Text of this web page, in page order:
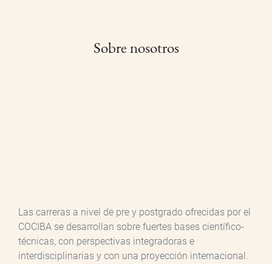
Sobre nosotros
Las carreras a nivel de pre y postgrado ofrecidas por el
COCIBA se desarrollan sobre fuertes bases científico-
técnicas, con perspectivas integradoras e
interdisciplinarias y con una proyección internacional.